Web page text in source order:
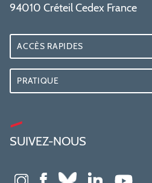
94010 Créteil Cedex France
ACCÈS RAPIDES
PRATIQUE
SUIVEZ-NOUS